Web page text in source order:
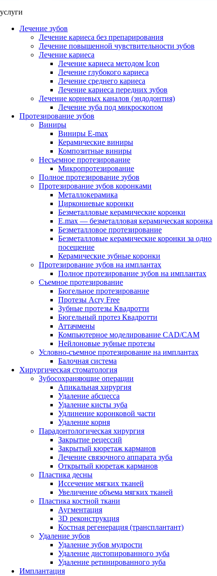
услуги
Лечение зубов
Лечение кариеса без препарирования
Лечение повышенной чувствительности зубов
Лечение кариеса
Лечение кариеса методом Icon
Лечение глубокого кариеса
Лечение среднего кариеса
Лечение кариеса передних зубов
Лечение корневых каналов (эндодонтия)
Лечение зуба под микроскопом
Протезирование зубов
Виниры
Виниры E-max
Керамические виниры
Композитные виниры
Несъемное протезирование
Микропротезирование
Полное протезирование зубов
Протезирование зубов коронками
Металлокерамика
Циркониевые коронки
Безметалловые керамические коронки
E.max — безметалловая керамическая коронка
Безметалловое протезирование
Безметалловые керамические коронки за одно
посещение
Керамические зубные коронки
Протезирование зубов на имплантах
Полное протезирование зубов на имплантах
Съемное протезирование
Бюгельное протезирование
Протезы Acry Free
Зубные протезы Квадротти
Бюгельный протез Квадротти
Аттачмены
Компьютерное моделирование CAD/CAM
Нейлоновые зубные протезы
Условно-съемное протезирование на имплантах
Балочная система
Хирургическая стоматология
Зубосохраняющие операции
Апикальная хирургия
Удаление абсцесса
Удаление кисты зуба
Удлинение коронковой части
Удаление корня
Парадонтологическая хирургия
Закрытие рецессий
Закрытый кюретаж карманов
Лечение связочного аппарата зуба
Открытый кюретаж карманов
Пластика десны
Иссечение мягких тканей
Увеличение объема мягких тканей
Пластика костной ткани
Аугментация
3D реконструкция
Костная регенерация (трансплантант)
Удаление зубов
Удаление зубов мудрости
Удаление дистопированного зуба
Удаление ретинированного зуба
Имплантация